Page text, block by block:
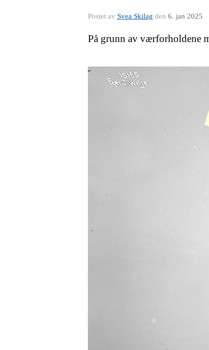
Postet av Svea Skilag den 6. jan 2025
På grunn av værforholdene